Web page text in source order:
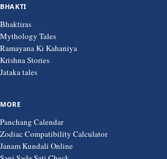
BHAKTI
Bhaktiras
Mythology Tales
Ramayana Ki Kahaniya
Krishna Stories
Jataka tales
MORE
Panchang Calendar
Zodiac Compatibility Calculator
Janam Kundali Online